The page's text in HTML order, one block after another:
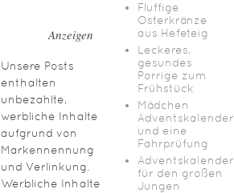
Anzeigen
Unsere Posts
enthalten
unbezahlte,
werbliche Inhalte
aufgrund von
Markennennung
und Verlinkung.
Werbliche Inhalte
Fluffige
Osterkränze
aus Hefeteig
Leckeres,
gesundes
Porrige zum
Frühstück
Mädchen
Adventskalender
und eine
Fahrprüfung
Adventskalender
für den großen
Jungen